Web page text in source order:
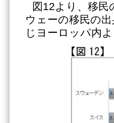
図12より、移
ウェーの移民の
じヨーロッパ内